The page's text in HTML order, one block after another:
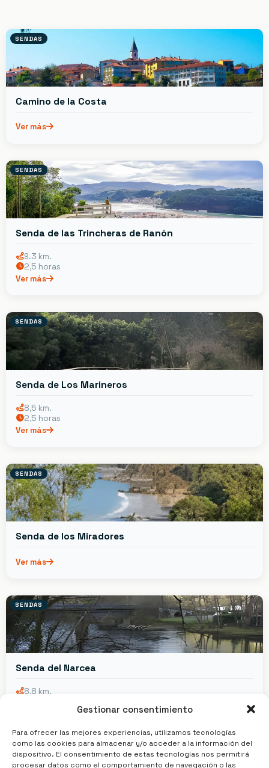
Gestionar consentimiento
Para ofrecer las mejores experiencias, utilizamos tecnologías
como las cookies para almacenar y/o acceder a la información del
dispositivo. El consentimiento de estas tecnologías nos permitirá
procesar datos como el comportamiento de navegación o las
SENDAS
Camino de la Costa
Ver más
SENDAS
Senda de las Trincheras de Ranón
9.3 km.
2,5 horas
Ver más
SENDAS
Senda de Los Marineros
8,5 km.
2,5 horas
Ver más
SENDAS
Senda de los Miradores
Ver más
SENDAS
Senda del Narcea
8,8 km.
SENDAS